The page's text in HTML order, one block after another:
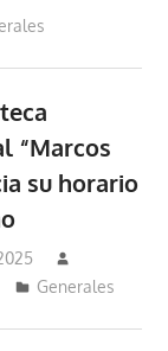
“Marcos
su horario
Generales